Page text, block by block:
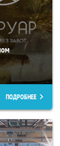
ПОДРОБНЕЕ